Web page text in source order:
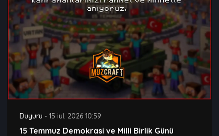
Duyuru - 15 iul. 2026 10:59
15 Temmuz Demokrasi ve Milli Birlik Günü